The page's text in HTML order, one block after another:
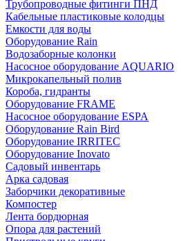
Трубопроводные фитинги ПНД
Кабельные пластиковые колодцы
Емкости для воды
Оборудование Rain
Водозаборные колонки
Насосное оборудование AQUARIO
Микрокапельный полив
Короба, гидранты
Оборудование FRAME
Насосное оборудование ESPA
Оборудование Rain Bird
Оборудование IRRITEC
Оборудование Inovato
Садовый инвентарь
Арка садовая
Заборчики декоративные
Компостер
Лента бордюрная
Опора для растений